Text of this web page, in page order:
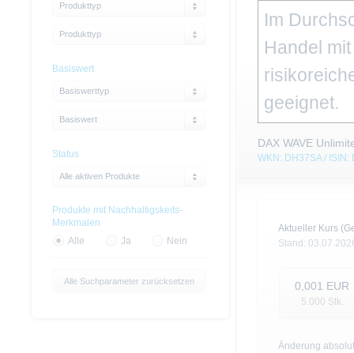
Im
Handel
geeignet.
DAX WAVE
WKN: DH37SA /
Aktueller Kurs
Stand:
0,001 EUR
5.000 Stk.
Änderung absolut
Produkttyp
Produkttyp
Basiswert
Basiswerttyp
Basiswert
Status
Alle aktiven Produkte
Produkte mit Nachhaltigskeits-
Merkmalen
Alle
Ja Nein
Alle Suchparameter zurücksetzen